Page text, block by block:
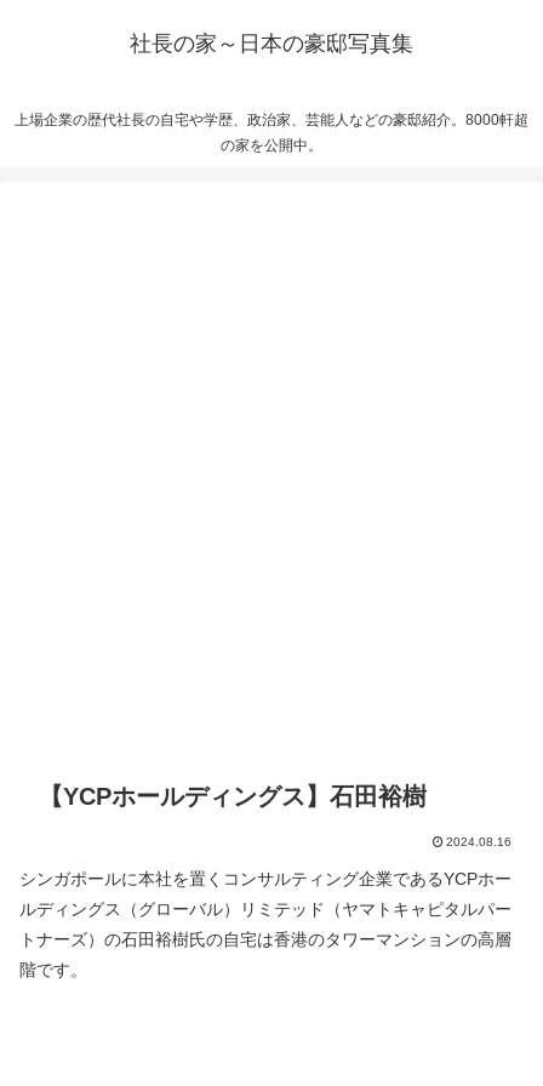
社長の家～日本の豪邸写真集
上場企業の歴代社長の自宅や学歴、政治家、芸能人などの豪邸紹介。8000軒超
の家を公開中。
【YCPホールディングス】石田裕樹
2024.08.16
シンガポールに本社を置くコンサルティング企業であるYCPホー
ルディングス（グローバル）リミテッド（ヤマトキャピタルパー
トナーズ）の石田裕樹氏の自宅は香港のタワーマンションの高層
階です。